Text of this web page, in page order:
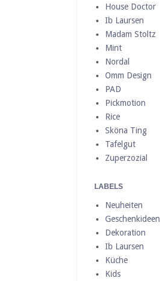
House Doctor
Ib Laursen
Madam Stoltz
Mint
Nordal
Omm Design
PAD
Pickmotion
Rice
Sköna Ting
Tafelgut
Zuperzozial
LABELS
Neuheiten
Geschenkideen
Dekoration
Ib Laursen
Küche
Kids